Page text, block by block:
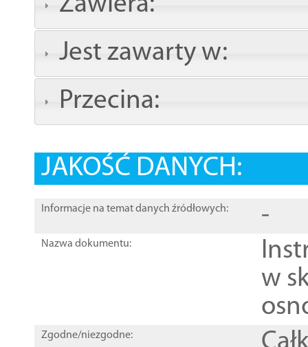
Jest zawarty w:
Przecina:
JAKOŚĆ DANYCH:
Informacje na temat danych źródłowych: -
Nazwa dokumentu:
w
Zgodne/niezgodne: